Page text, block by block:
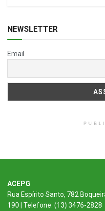
NEWSLETTER
Email
ACEPG
Rua Espírito Santo, 782
190 | Telefone: (13) 3476-2828